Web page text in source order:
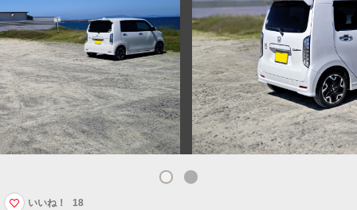
いいね！ 18